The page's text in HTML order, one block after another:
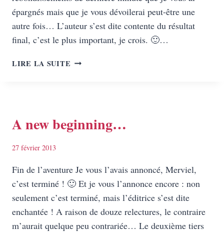
épargnés mais que je vous dévoilerai peut-être une
autre fois… L’auteur s’est dite contente du résultat
final, c’est le plus important, je crois. 🙂…
LIRE LA SUITE OYEZ,
VA
ARRIVER
A new beginning…
27 février 2013
Fin de l’aventure Je vous l’avais annoncé, Merviel,
c’est terminé ! 🙂 Et je vous l’annonce encore : non
seulement c’est terminé, mais l’éditrice s’est dite
enchantée ! A raison de douze relectures, le contraire
m’aurait quelque peu contrariée… Le deuxième tiers